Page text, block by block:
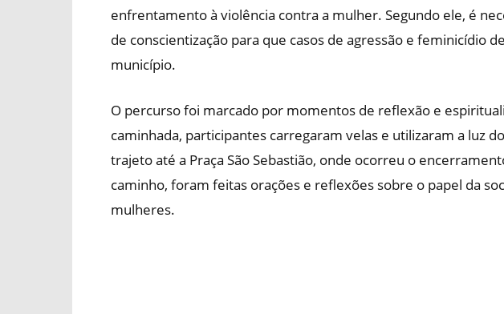
enfrentamento à violência contra a mulher. Segundo ele, é
de conscientização para que casos de agressão e feminicídio
município.
O percurso foi marcado por momentos de reflexão e
caminhada, participantes carregaram velas e utilizaram a luz
trajeto até a Praça São Sebastião, onde ocorreu o
caminho, foram feitas orações e reflexões sobre o papel da
mulheres.